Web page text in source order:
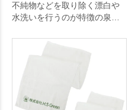
不純物などを取り除く漂白や
水洗いを行うのが特徴の泉州
地は普段使い向きながらちょ
っとリッチな厚さのタオル
で、繊維の柔らかさがしっか
りと引き出されて吸水性と速
乾性に優れています。